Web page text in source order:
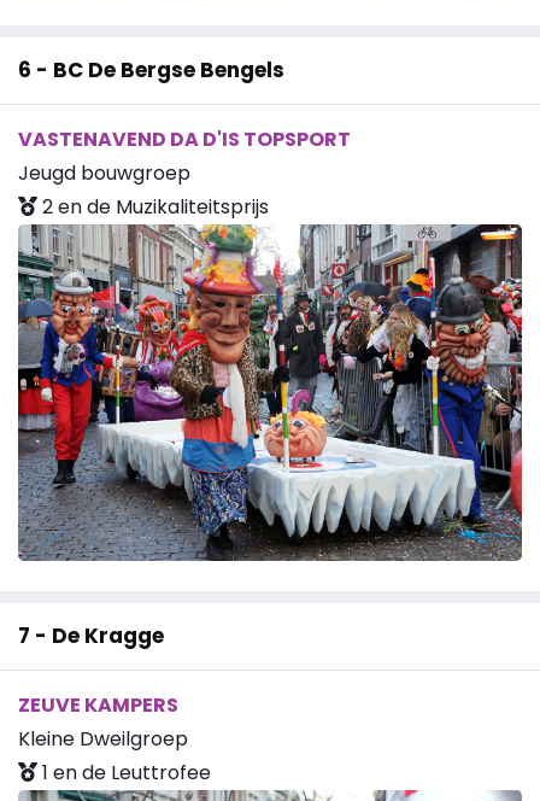
6 - BC De Bergse Bengels
VASTENAVEND DA D'IS TOPSPORT
Jeugd bouwgroep
2 en de Muzikaliteitsprijs
7 - De Kragge
ZEUVE KAMPERS
Kleine Dweilgroep
1 en de Leuttrofee